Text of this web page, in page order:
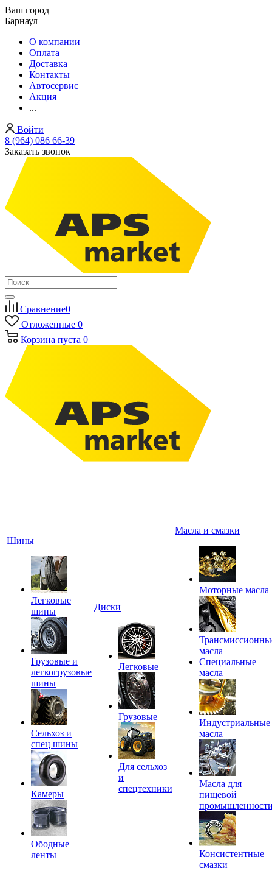
Ваш город
Барнаул
О компании
Оплата
Доставка
Контакты
Автосервис
Акция
...
Войти
8 (964) 086 66-39
Заказать звонок
Сравнение0
Отложенные 0
Корзина пуста 0
Шины
Легковые
шины
Грузовые и
легкогрузовые
шины
Сельхоз и
спец шины
Камеры
Ободные
ленты
Диски
Легковые
Грузовые
Для сельхоз
и
спецтехники
Масла и смазки
Моторные масла
масла
Специальные
масла
Индустриальные
масла
Масла для
пищевой
Консистентные
смазки